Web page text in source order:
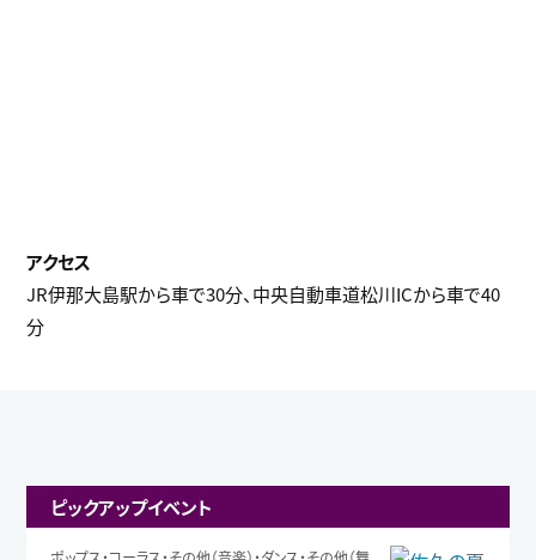
JR伊那大島駅から車で30分、中央自動車道松川ICから車で40
分
ピックアップイベント